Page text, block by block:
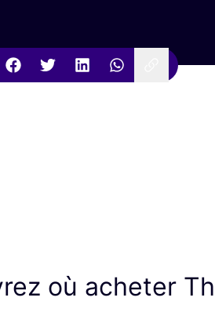
où acheter